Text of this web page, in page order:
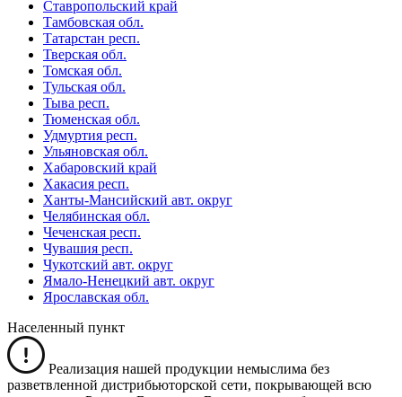
Ставропольский край
Тамбовская обл.
Татарстан респ.
Тверская обл.
Томская обл.
Тульская обл.
Тыва респ.
Тюменская обл.
Удмуртия респ.
Ульяновская обл.
Хабаровский край
Хакасия респ.
Ханты-Мансийский авт. округ
Челябинская обл.
Чеченская респ.
Чувашия респ.
Чукотский авт. округ
Ямало-Ненецкий авт. округ
Ярославская обл.
Населенный пункт
Реализация нашей продукции немыслима без
разветвленной дистрибьюторской сети, покрывающей всю